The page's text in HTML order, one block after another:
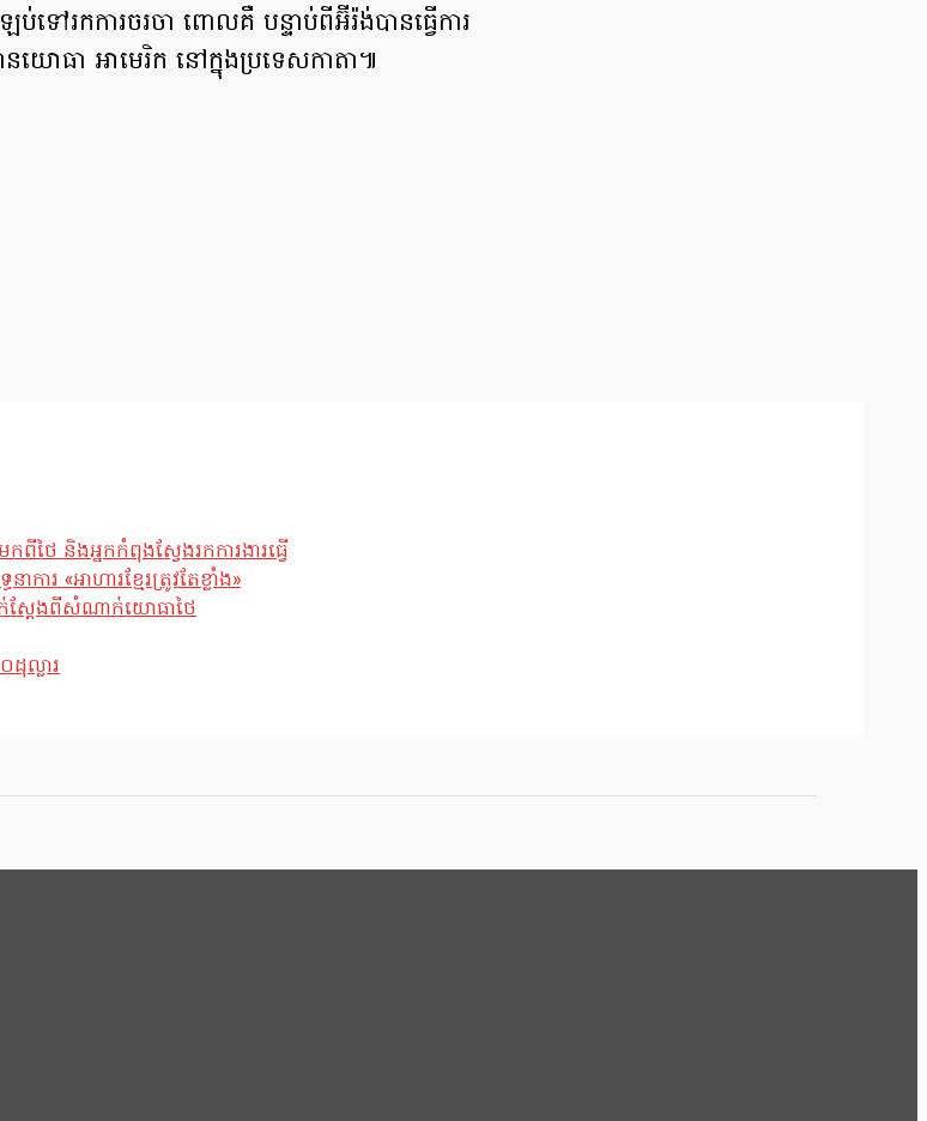
ប់ទៅរកការចរចា ពោលគឺ បន្ទាប់ពីអ៊ីរ៉ង់បានធ្វើការ
ធា អាមេរិក នៅក្នុងប្រទេសកាតា៕
ៃ និងអ្នកកំពុងស្វែងរកការងារធ្វើ
ារ «អាហារខ្មែរត្រូវតែខ្លាំង»
ក់ស្តែងពីសំណាក់យោធាថៃ
ល្លារ